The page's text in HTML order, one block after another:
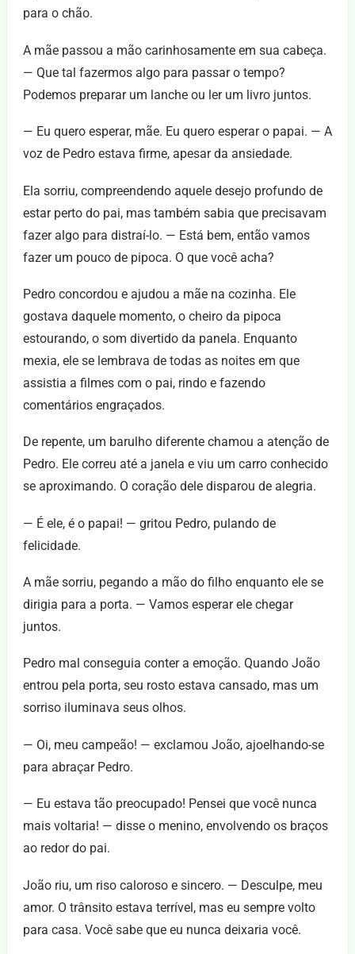
para o chão.
A mãe passou a mão carinhosamente em sua cabeça.
— Que tal fazermos algo para passar o tempo?
Podemos preparar um lanche ou ler um livro juntos.
— Eu quero esperar, mãe. Eu quero esperar o papai. — A
voz de Pedro estava firme, apesar da ansiedade.
Ela sorriu, compreendendo aquele desejo profundo de
estar perto do pai, mas também sabia que precisavam
fazer algo para distraí-lo. — Está bem, então vamos
fazer um pouco de pipoca. O que você acha?
Pedro concordou e ajudou a mãe na cozinha. Ele
gostava daquele momento, o cheiro da pipoca
estourando, o som divertido da panela. Enquanto
mexia, ele se lembrava de todas as noites em que
assistia a filmes com o pai, rindo e fazendo
comentários engraçados.
De repente, um barulho diferente chamou a atenção de
Pedro. Ele correu até a janela e viu um carro conhecido
se aproximando. O coração dele disparou de alegria.
— É ele, é o papai! — gritou Pedro, pulando de
felicidade.
A mãe sorriu, pegando a mão do filho enquanto ele se
dirigia para a porta. — Vamos esperar ele chegar
juntos.
Pedro mal conseguia conter a emoção. Quando João
entrou pela porta, seu rosto estava cansado, mas um
sorriso iluminava seus olhos.
— Oi, meu campeão! — exclamou João, ajoelhando-se
para abraçar Pedro.
— Eu estava tão preocupado! Pensei que você nunca
mais voltaria! — disse o menino, envolvendo os braços
ao redor do pai.
João riu, um riso caloroso e sincero. — Desculpe, meu
amor. O trânsito estava terrível, mas eu sempre volto
para casa. Você sabe que eu nunca deixaria você.